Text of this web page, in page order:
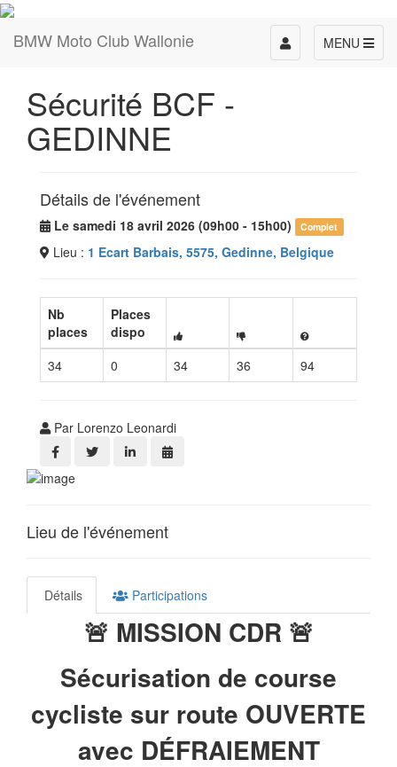
BMW Moto Club Wallonie MENU
Toggle
navigation
Sécurité BCF -
GEDINNE
Détails de l'événement
Le samedi 18 avril 2026 (09h00 - 15h00) Complet
Lieu : 1 Ecart Barbais, 5575, Gedinne, Belgique
Nb
places
Places
dispo
34
0 34 36 94
Par Lorenzo Leonardi
Lieu de l'événement
Détails Participations
🚨 MISSION CDR 🚨
Sécurisation de course
cycliste sur route OUVERTE
avec DÉFRAIEMENT